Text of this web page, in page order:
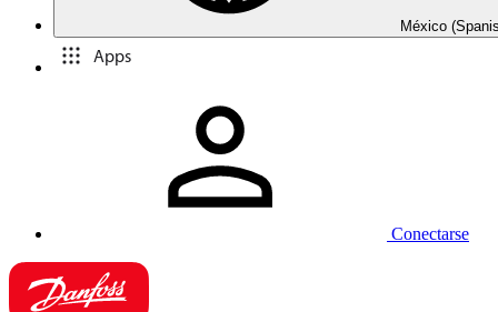
México
Apps
Conectarse